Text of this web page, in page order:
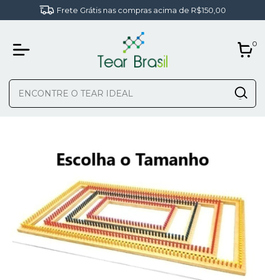
Frete Grátis nas compras acima de R$150,00
0